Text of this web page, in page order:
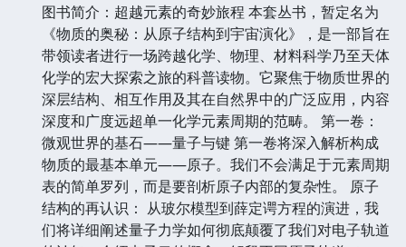
图书简介：超越元素的奇妙旅程 本套丛书，暂定名为
《物质的奥秘：从原子结构到宇宙演化》，是一部旨在
带领读者进行一场跨越化学、物理、材料科学乃至天体
化学的宏大探索之旅的科普读物。它聚焦于物质世界的
深层结构、相互作用及其在自然界中的广泛应用，内容
深度和广度远超单一化学元素周期的范畴。 第一卷：
微观世界的基石——量子与键 第一卷将深入解析构成
物质的最基本单元——原子。我们不会满足于元素周期
表的简单罗列，而是要剖析原子内部的复杂性。 原子
结构的再认识： 从玻尔模型到薛定谔方程的演进，我
们将详细阐述量子力学如何彻底颠覆了我们对电子轨道